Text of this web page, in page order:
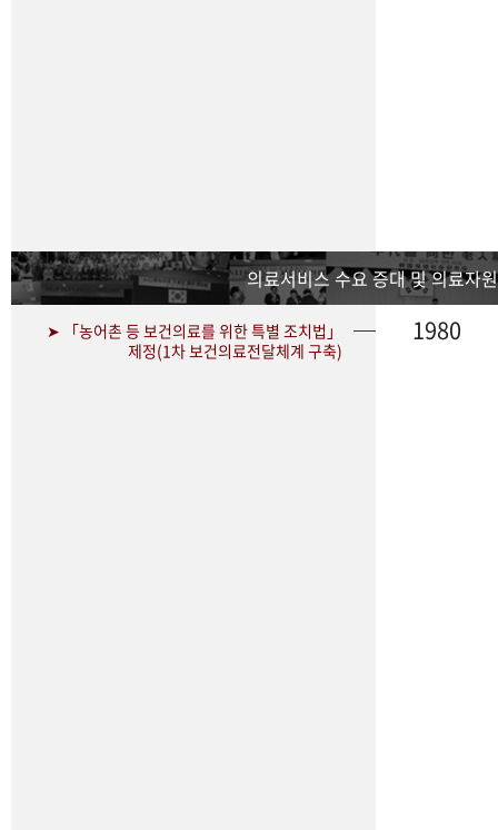
의료서비스 수요 증대 및 의료자
➤ 「농어촌 등 보건의료를 위한 특별 조치법」
제정(1차 보건의료전달체계 구축)
1980